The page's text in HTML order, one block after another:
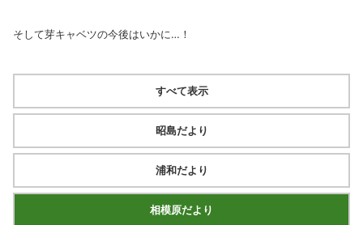
そして芽キャベツの今後はいかに…！
すべて表示
昭島だより
浦和だより
相模原だより